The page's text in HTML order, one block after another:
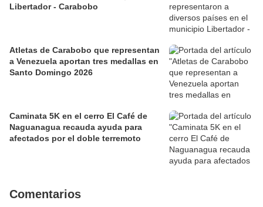
Libertador - Carabobo
Atletas de Carabobo que representan
a Venezuela aportan tres medallas en
Santo Domingo 2026
Caminata 5K en el cerro El Café de
Naguanagua recauda ayuda para
afectados por el doble terremoto
Comentarios